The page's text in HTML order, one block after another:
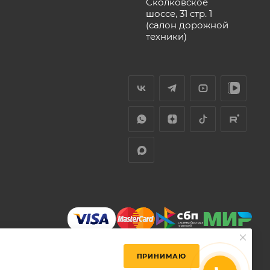
Сколковское
шоссе, 31 стр. 1
(салон дорожной
техники)
ПРИНИМАЮ